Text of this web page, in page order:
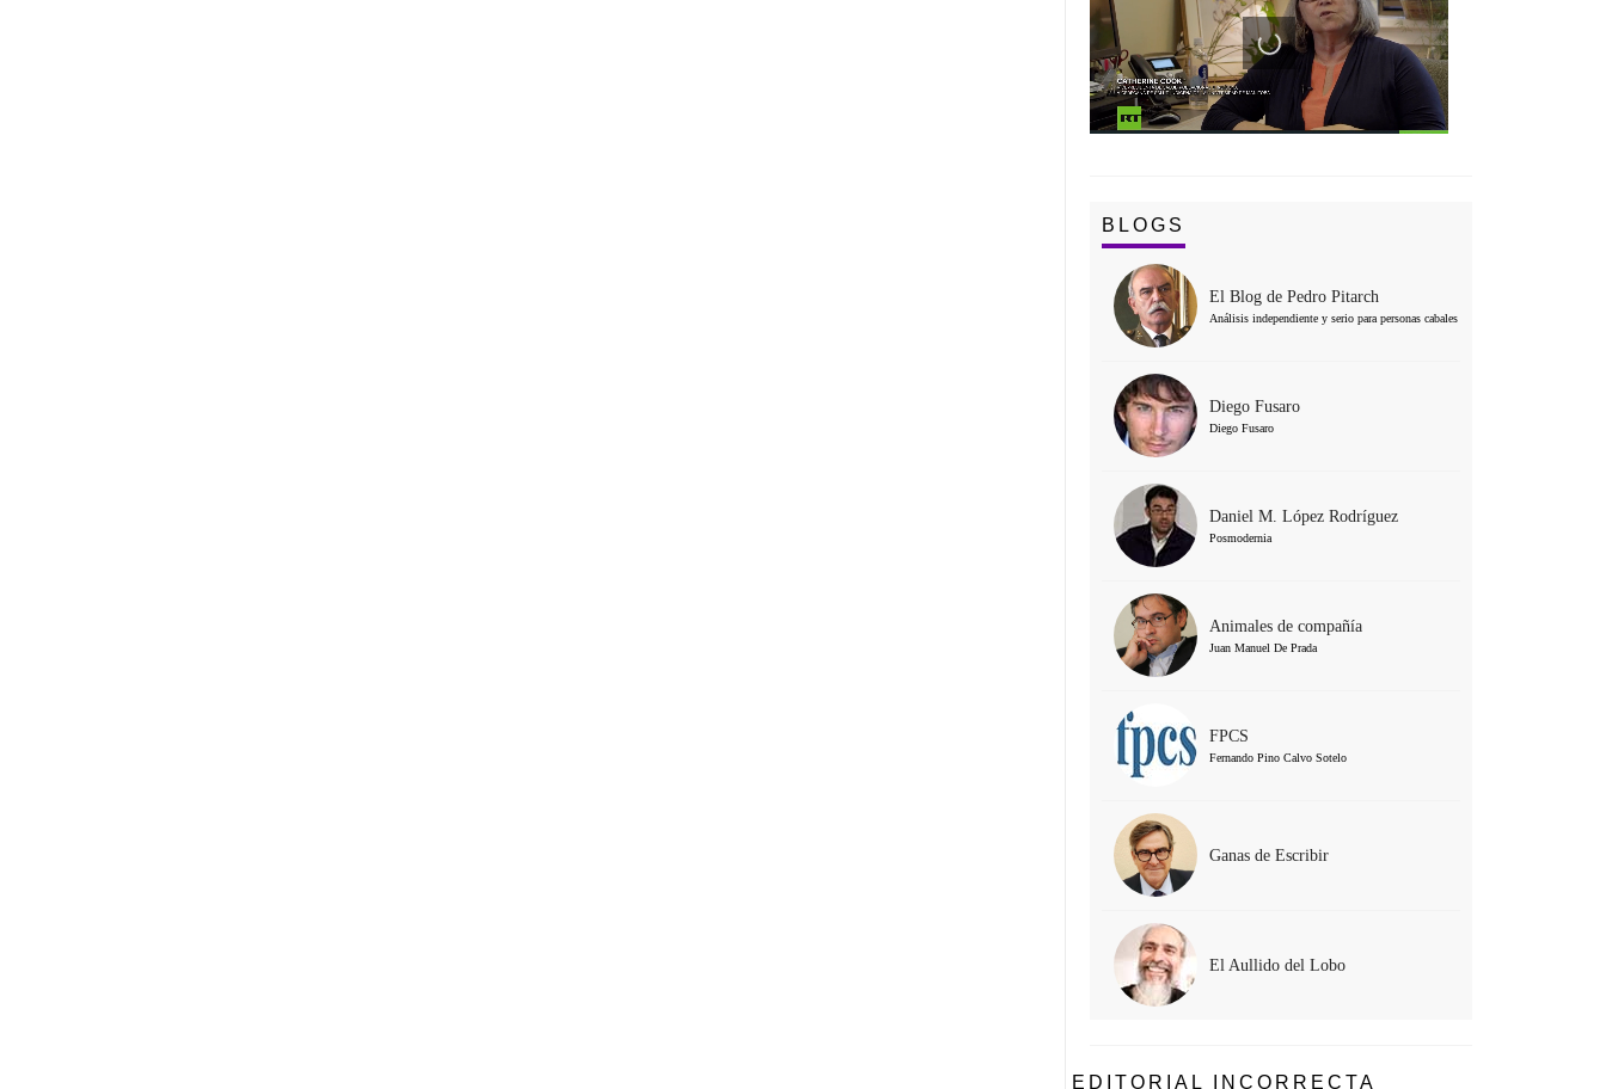
BLOGS
El Blog de Pedro Pitarch
Análisis independiente y serio para personas cabales
Diego Fusaro
Diego Fusaro
Daniel M. López Rodríguez
Posmodernia
Animales de compañía
Juan Manuel De Prada
FPCS
Fernando Pino Calvo Sotelo
Ganas de Escribir
El Aullido del Lobo
EDITORIAL INCORRECTA